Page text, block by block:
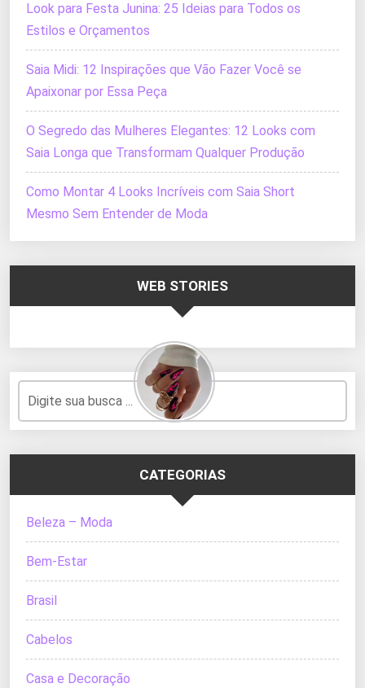
Look para Festa Junina: 25 Ideias para Todos os
Estilos e Orçamentos
Saia Midi: 12 Inspirações que Vão Fazer Você se
Apaixonar por Essa Peça
O Segredo das Mulheres Elegantes: 12 Looks com
Saia Longa que Transformam Qualquer Produção
Como Montar 4 Looks Incríveis com Saia Short
Mesmo Sem Entender de Moda
WEB STORIES
CATEGORIAS
Beleza – Moda
Bem-Estar
Brasil
Cabelos
Casa e Decoração